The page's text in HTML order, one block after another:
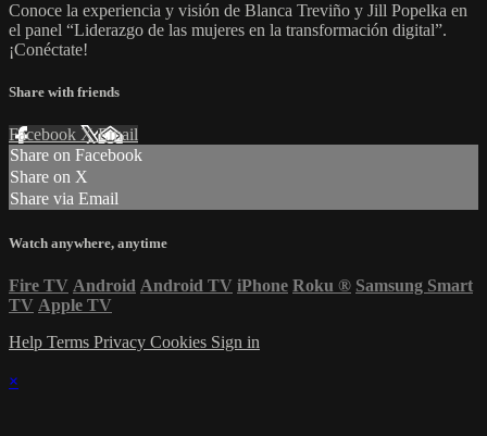
Conoce la experiencia y visión de Blanca Treviño y Jill Popelka en
el panel “Liderazgo de las mujeres en la transformación digital”.
¡Conéctate!
Share with friends
Facebook XEmail
Share on Facebook
Share on X
Share via Email
Watch anywhere, anytime
Fire TV Android Android TV iPhone Roku ® Samsung Smart
TV Apple TV
Help Terms Privacy Cookies Sign in
×